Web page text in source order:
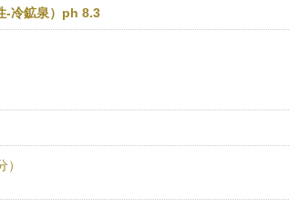
-冷鉱泉）ph 8.3